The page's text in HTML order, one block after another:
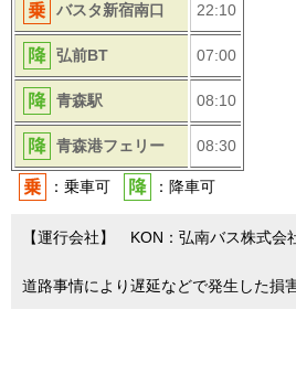
バスタ新宿南口 22:10
弘前BT 07:00
青森駅 08:10
青森港フェリー 08:30
：乗車可 ：降車可
【運行会社】 KON：弘南バス株式会
道路事情により遅延などで発生した損